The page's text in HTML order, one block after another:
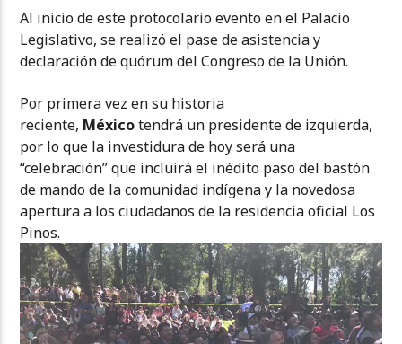
Al inicio de este protocolario evento en el Palacio
Legislativo, se realizó el pase de asistencia y
declaración de quórum del Congreso de la Unión.
Por primera vez en su historia
reciente, Méxicotendrá un presidente de izquierda,
por lo que la investidura de hoy será una
“celebración” que incluirá el inédito paso del bastón
de mando de la comunidad indígena y la novedosa
apertura a los ciudadanos de la residencia oficial Los
Pinos.